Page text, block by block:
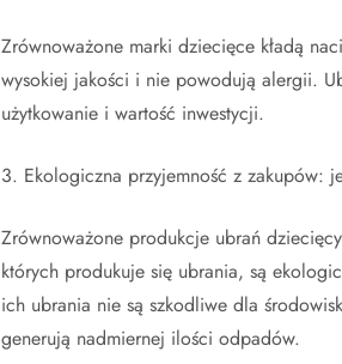
Zrównoważone marki dziecięce kładą
wysokiej jakości i nie powodują alergii.
użytkowanie i wartość inwestycji.
3. Ekologiczna przyjemność z zakupów:
Zrównoważone produkcje ubrań
których produkuje się ubrania, są
ich ubrania nie są szkodliwe dla
generują nadmiernej ilości odpadów.